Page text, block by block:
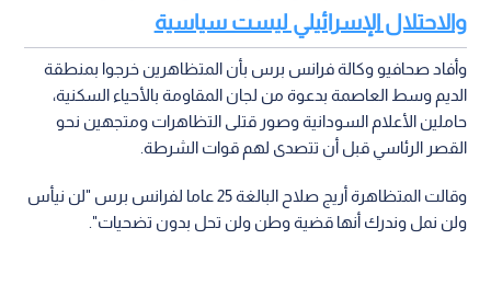
والاحتلال الإسرائيلي ليست سياسية
وأفاد صحافيو وكالة فرانس برس بأن المتظاهرين خرجوا بمنطقة
الديم وسط العاصمة بدعوة من لجان المقاومة بالأحياء السكنية،
حاملين الأعلام السودانية وصور قتلى التظاهرات ومتجهين نحو
القصر الرئاسي قبل أن تتصدى لهم قوات الشرطة.
وقالت المتظاهرة أريج صلاح البالغة 25 عاما لفرانس برس "لن نيأس
ولن نمل وندرك أنها قضية وطن ولن تحل بدون تضحيات".